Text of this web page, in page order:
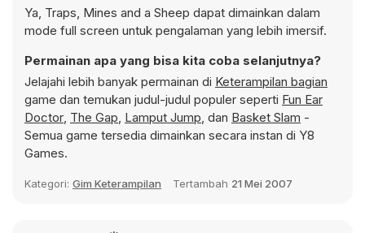
Ya, Traps, Mines and a Sheep dapat dimainkan dalam
mode full screen untuk pengalaman yang lebih imersif.
Permainan apa yang bisa kita coba selanjutnya?
Jelajahi lebih banyak permainan di Keterampilan bagian
game dan temukan judul-judul populer seperti Fun Ear
Doctor, The Gap, Lamput Jump, dan Basket Slam -
Semua game tersedia dimainkan secara instan di Y8
Games.
Kategori: Gim Keterampilan Tertambah 21 Mei 2007